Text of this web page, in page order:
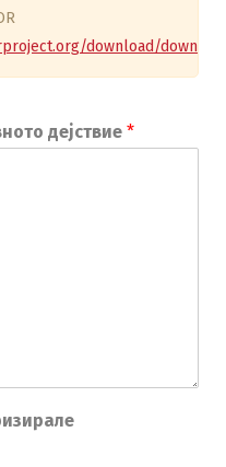
download/
дејствие *